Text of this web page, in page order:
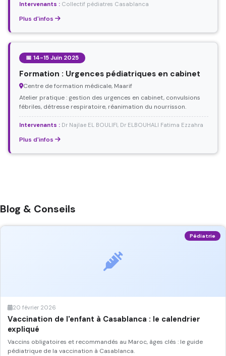
Intervenants : Collectif pédiatres Casablanca
Plus d'infos
📅 14-15 Juin 2025
Formation : Urgences pédiatriques en cabinet
Centre de formation médicale, Maarif
Atelier pratique : gestion des urgences en cabinet, convulsions
fébriles, détresse respiratoire, réanimation du nourrisson.
Intervenants : Dr Najlae EL BOULIFI, Dr ELBOUHALI Fatima Ezzahra
Plus d'infos
Blog & Conseils
Pédiatrie
20 février 2026
Vaccination de l'enfant à Casablanca : le calendrier
expliqué
Vaccins obligatoires et recommandés au Maroc, âges clés : le guide
pédiatrique de la vaccination à Casablanca.